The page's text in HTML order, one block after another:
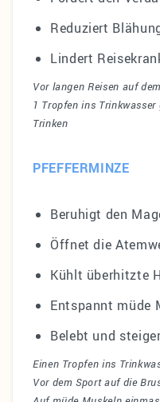
Reduziert
Lindert
Vor langen Reisen auf
1 Tropfen ins
Trinken
PFEFFERMINZE
Beruhigt den
Öffnet die
Kühlt überhitzte
Entspannt müde
Belebt und
Einen Tropfen ins
Vor dem Sport auf die